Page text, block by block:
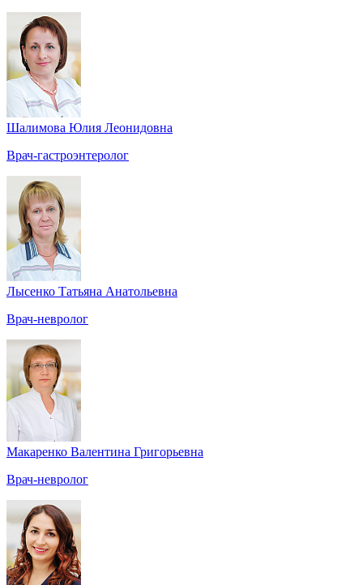
Шалимова Юлия Леонидовна
Врач-гастроэнтеролог
Лысенко Татьяна Анатольевна
Врач-невролог
Макаренко Валентина Григорьевна
Врач-невролог